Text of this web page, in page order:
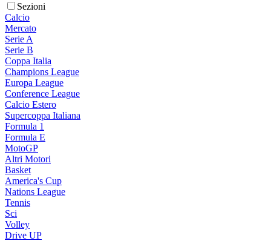
Sezioni
Calcio
Mercato
Serie A
Serie B
Coppa Italia
Champions League
Europa League
Conference League
Calcio Estero
Supercoppa Italiana
Formula 1
Formula E
MotoGP
Altri Motori
Basket
America's Cup
Nations League
Tennis
Sci
Volley
Drive UP